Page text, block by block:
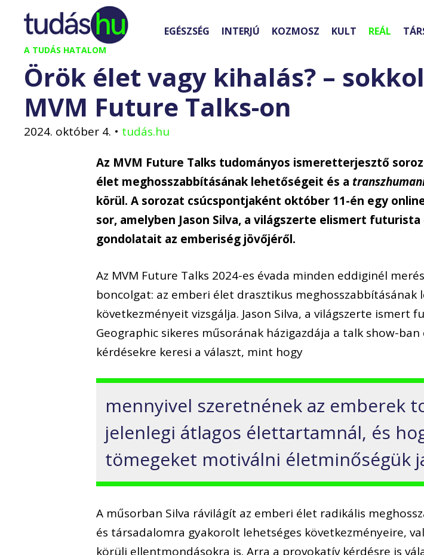
Kilépés
tartalomba
A TUDÁS HATALOM
EGÉSZSÉG INTERJÚ KOZMOSZ KULT REÁL
Örök élet vagy kihalás? –
MVM Future Talks-on
2024. október 4. • tudás.hu
Az MVM Future Talks tudományos ismeretterjesztő
élet meghosszabbításának lehetőségeit és a
körül. A sorozat csúcspontjaként október 11-én egy
sor, amelyben Jason Silva, a világszerte elismert
gondolatait az emberiség jövőjéről.
Az MVM Future Talks 2024-es évada minden eddiginél
boncolgat: az emberi élet drasztikus meghosszabbításának
következményeit vizsgálja. Jason Silva, a világszerte ismert
Geographic sikeres műsorának házigazdája a talk show-ban
kérdésekre keresi a választ, mint hogy
mennyivel szeretnének az emberek
jelenlegi átlagos élettartamnál, és
tömegeket motiválni életminőségük
A műsorban Silva rávilágít az emberi élet radikális
és társadalomra gyakorolt lehetséges következményeire,
körüli ellentmondásokra is. Arra a provokatív kérdésre is